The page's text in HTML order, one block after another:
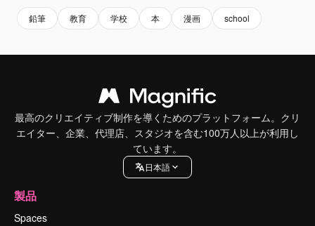
鉛筆 教育 学校 本 漫画 school
最高のクリエイティブ制作を導くためのプラットフォーム。クリ
エイター、企業、代理店、スタジオを含む100万人以上が利用し
ています。
日本語
製品
Spaces